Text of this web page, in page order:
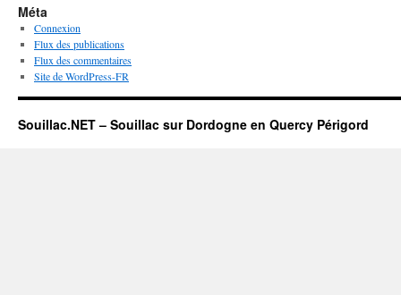
Méta
Connexion
Flux des publications
Flux des commentaires
Site de WordPress-FR
Souillac.NET – Souillac sur Dordogne en Quercy Périgord